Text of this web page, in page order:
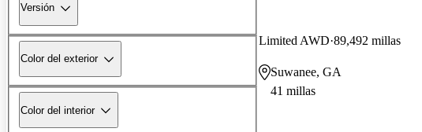
Versión
Color del exterior
Color del interior
Limited AWD 89,492 millas
Suwanee, GA
41 millas